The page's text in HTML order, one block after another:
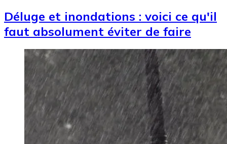
Déluge et inondations : voici ce qu'il
faut absolument éviter de faire
Image